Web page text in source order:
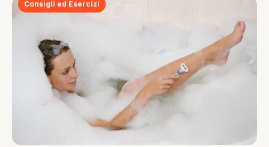
Consigli ed Esercizi